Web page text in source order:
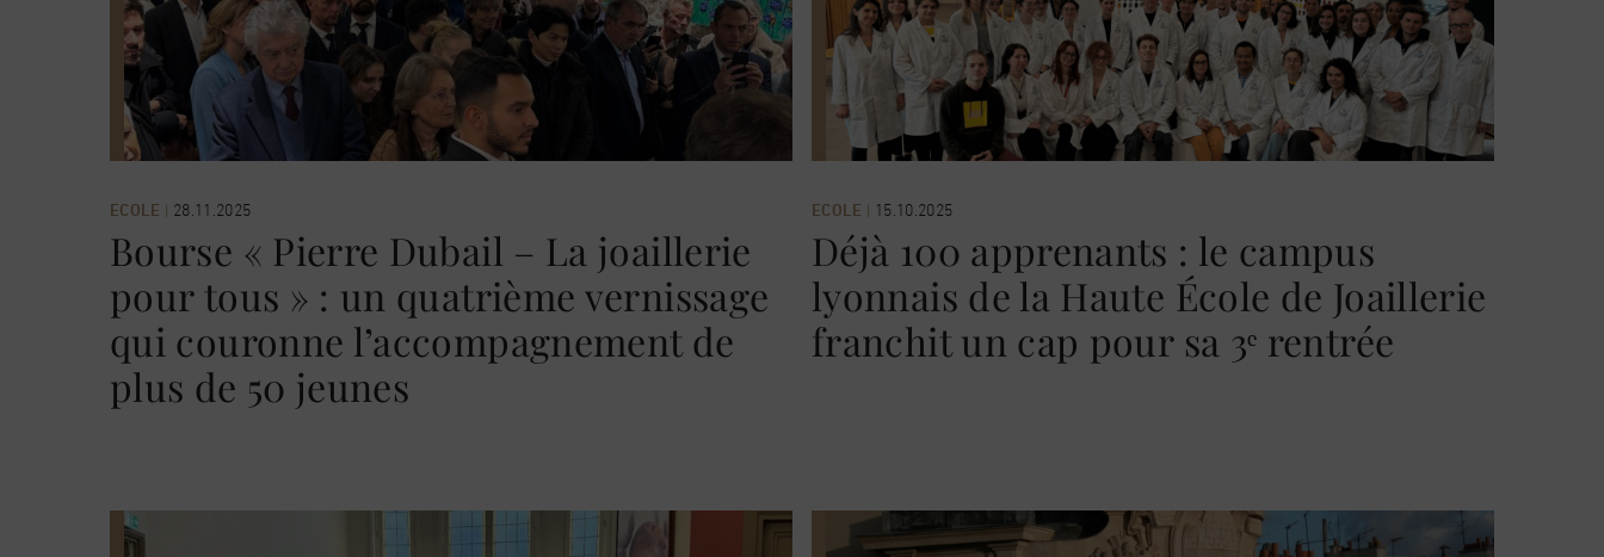
ECOLE | 28.11.2025
Bourse « Pierre Dubail – La joaillerie
pour tous » : un quatrième vernissage
qui couronne l’accompagnement de
plus de 50 jeunes
ECOLE | 15.10.2025
Déjà 100 apprenants : le campus
lyonnais de la Haute École de Joaillerie
franchit un cap pour sa 3ᵉ rentrée